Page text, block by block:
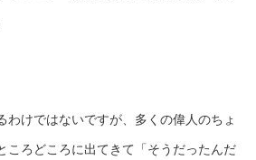
わけではないですが、多くの偉人のちょ
ころどころに出てきて「そうだったんだ